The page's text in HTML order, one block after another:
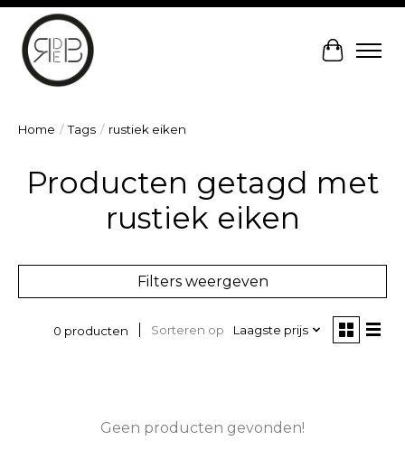
Home / Tags / rustiek eiken
Producten getagd met
rustiek eiken
Filters weergeven
0 producten Sorteren op Laagste prijs
Geen producten gevonden!